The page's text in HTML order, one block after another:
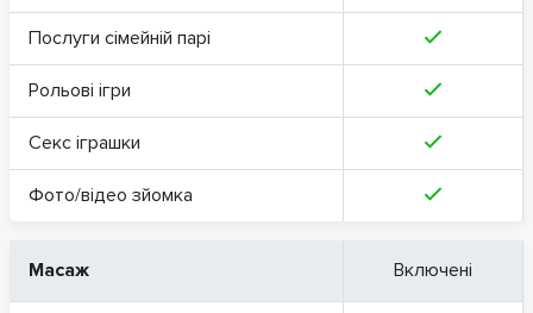
Послуги сімейній парі
Рольові ігри
Секс іграшки
Фото/відео зйомка
Масаж Включені